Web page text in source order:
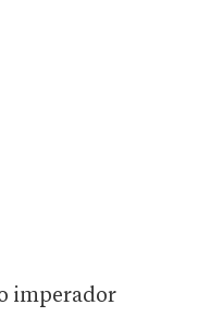
imperador